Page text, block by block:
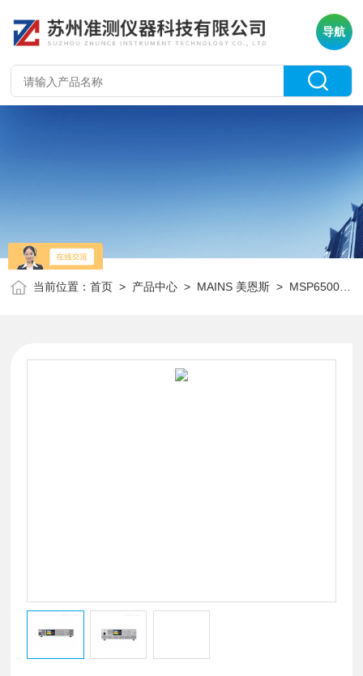
导航
当前位置：首页 > 产品中心 > MAINS 美恩斯 > MSP6500系列